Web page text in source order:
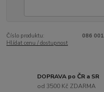
Číslo produktu:
086 001
Hlídat cenu / dostupnost
DOPRAVA po ČR a SR
od 3500 Kč ZDARMA